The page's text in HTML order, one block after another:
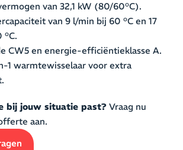
van 32,1 kW (80/60°C).
van 9 l/min bij 60 °C en 17
°C.
CW5 en energie-efficiëntieklasse A.
1 warmtewisselaar voor extra
bij jouw situatie past? Vraag nu
aan.